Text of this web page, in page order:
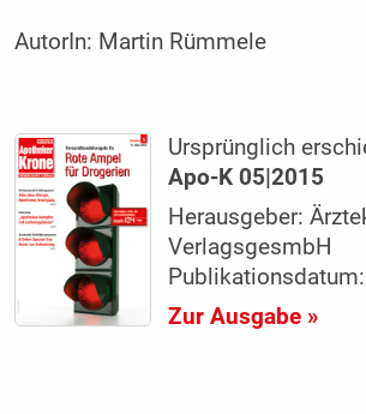
AutorIn: Martin Rümmele
Ursprünglich
Apo-K 05|2015
Herausgeber:
VerlagsgesmbH
Zur Ausgabe »